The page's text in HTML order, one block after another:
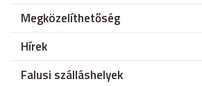
Megközelíthetőség
Hírek
Falusi szálláshelyek